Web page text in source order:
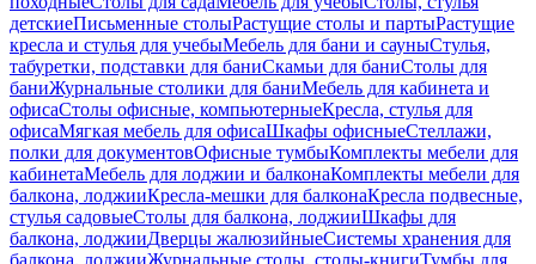
детскиеПисьменные столыРастущие столы и партыРастущие
кресла и стулья для учебыМебель для бани и сауныСтулья,
табуретки, подставки для баниСкамьи для баниСтолы для
баниЖурнальные столики для баниМебель для кабинета и
офисаСтолы офисные, компьютерныеКресла, стулья для
офисаМягкая мебель для офисаШкафы офисныеСтеллажи,
полки для документовОфисные тумбыКомплекты мебели для
кабинетаМебель для лоджии и балконаКомплекты мебели для
балкона, лоджииКресла-мешки для балконаКресла подвесные,
стулья садовыеСтолы для балкона, лоджииШкафы для
балкона, лоджииДверцы жалюзийныеСистемы хранения для
балкона, лоджииЖурнальные столы, столы-книгиТумбы для